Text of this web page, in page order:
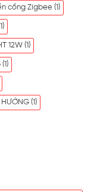
cổng Zigbee (1)
12W (1)
(1)
HƯỚNG (1)